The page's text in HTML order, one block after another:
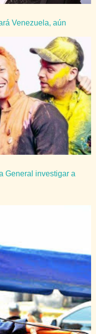
Venezuela, aún
General investigar a